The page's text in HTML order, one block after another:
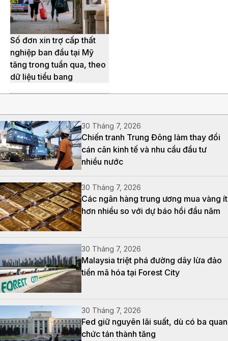
Số đơn xin trợ cấp thất
nghiệp ban đầu tại Mỹ
tăng trong tuần qua, theo
dữ liệu tiểu bang
30 Tháng 7, 2026
Chiến tranh Trung Đông làm thay đổi
cán cân kinh tế và nhu cầu đầu tư
nhiều nước
30 Tháng 7, 2026
Các ngân hàng trung ương mua vàng ít
hơn nhiều so với dự báo hồi đầu năm
30 Tháng 7, 2026
Malaysia triệt phá đường dây lừa đảo
tiền mã hóa tại Forest City
30 Tháng 7, 2026
Fed giữ nguyên lãi suất, dù có ba quan
chức tán thành tăng